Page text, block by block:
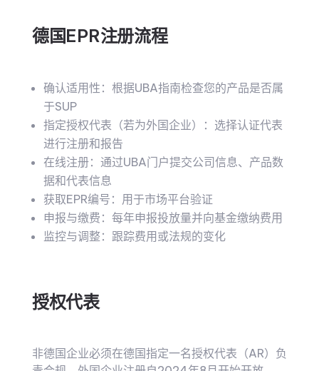
德国EPR注册流程
确认适用性：根据UBA指南检查您的产品是否属
于SUP
指定授权代表（若为外国企业）：选择认证代表
进行注册和报告
在线注册：通过UBA门户提交公司信息、产品数
据和代表信息
获取EPR编号：用于市场平台验证
申报与缴费：每年申报投放量并向基金缴纳费用
监控与调整：跟踪费用或法规的变化
授权代表
非德国企业必须在德国指定一名授权代表（AR）负